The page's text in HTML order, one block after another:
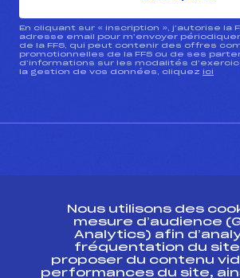
En cliquant sur « inscription », j’autorise la
adresse email pour m’envoyer
de la FFS, qui peut contenir des offres
promotionnelles de la FFS ou de ses
d’informations sur les modalités
la gestion de vos données, cliquez ici
Ressources
Nous utilisons des
mesure d’audience
Analytics) afin
fréquentation du
proposer du contenu
performances du site,